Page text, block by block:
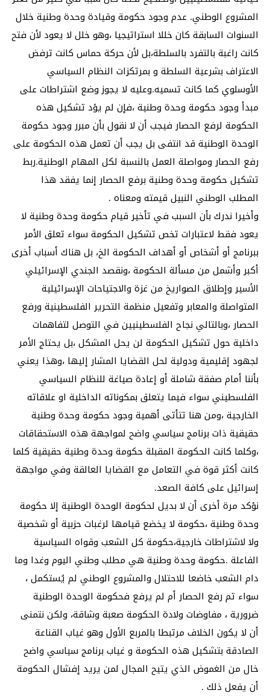
المشروع الوطني. عدم وجود حكومة وقيادة وحدة وطنية خلال
السنوات السابقة كان خللا استراتيجيا ،وهو خلل لا يعود لأن فتح
كانت راغبة بالتفرد بالسلطة،بل لأن حركة حماس كانت ترفض
الاعتراف بشرعية السلطة و بمرتكزات النظام السياسي
الأوسلوي كما كانت تسميه.وعليه لا يجوز وضع اشتراطات على
مبدأ وجود حكومة وحدة وطنية ،فإن لم يؤد تشكيل هذه
الحكومة لرفع الحصار فيجب أن لا نقول بأن مبرر وجود حكومة
الوحدة الوطنية قد انتفى بل يجب أن تعمل هذه الحكومة على
رفع الحصار ومواصلة العمل بالنسبة لكل المهام الوطنية.ربط
تشكيل حكومة وحدة وطنية برفع الحصار إنما يفقد هذا
المطلب الوطني النبيل قيمته ومعناه .
وأخيرا ندرك بأن السبب في تأخير قيام حكومة وحدة وطنية لا
يعود فقط لاعتبارات تخص تشكيل الحكومة سواء تعلق الأمر
ببرنامج أو أشخاص أو أهداف الحكومة الخ، بل هناك أسباب أخرى
أكبر وأشمل من مسألة الحكومة ،ونقصد الجندي الإسرائيلي
الأسير وإطلاق الصواريخ من غزة والاجتياحات الإسرائيلية
المتواصلة والمعابر وتفعيل منظمة التحرير الفلسطينية ورفع
الحصار ،وبالتالي نجاح الفلسطينيين في التوصل لتفاهمات
داخلية حول تشكيل الحكومة لن يحل المشكل ،بل يحتاج الأمر
لجهود إقليمية ودولية لحل القضايا المشار إليها ،وهذا يعني
بأننا أمام صفقة شاملة أو إعادة صياغة للنظام السياسي
الفلسطيني سواء فيما يتعلق بمكوناته الداخلية او علاقاته
الخارجية ،ومن هنا تتأتى أهمية وجود حكومة وحدة وطنية
حقيقية ذات برنامج سياسي واضح لمواجهة هذه الاستحقاقات
،وكلما كانت الحكومة المقبلة حكومة وحدة وطنية حقيقية كلما
كانت أكثر قوة في التعامل مع القضايا العالقة وفي مواجهة
إسرائيل على كافة الصعد.
نؤكد مرة أخرى أن لا بديل لحكومة الوحدة الوطنية إلا حكومة
وحدة وطنية ،حكومة لا يخضع قيامها لرغبات حزبية أو شخصية
ولا لاشتراطات خارجية،حكومة كل الشعب وقواه السياسية
الفاعلة .حكومة وحدة وطنية هي مطلب وطني اليوم وغدا وما
دام الشعب خاضعا للاحتلال والمشروع الوطني لم يُستكمل ،
سواء تم رفع الحصار أم لم يرفع فحكومة الوحدة الوطنية
ضرورية ، مفاوضات ولادة الحكومة صعبة وشاقة، ولكن نتمنى
أن لا يكون الخلاف مرتبطا بالمربع الأول وهو غياب القناعة
الصادقة بتشكيل هذه الحكومة و غياب برنامج سياسي واضح
خال من الغموض الذي يتيح المجال لمن يريد إفشال الحكومة
أن يفعل ذلك .